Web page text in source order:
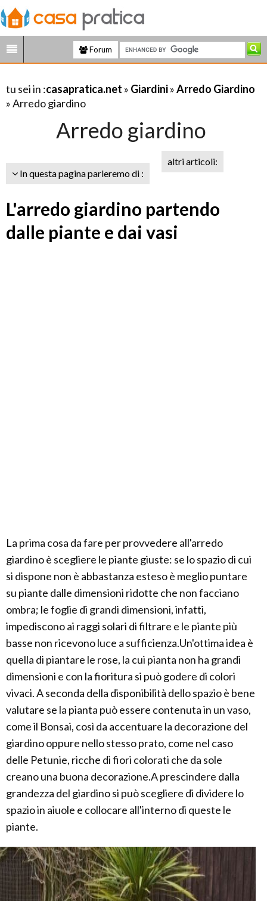
Forum
tu sei in :casapratica.net » Giardini»Arredo Giardino
» Arredo giardino
Arredo giardino
In questa pagina parleremo di :
altri articoli:
L'arredo giardino partendo
dalle piante e dai vasi
La prima cosa da fare per provvedere all'arredo
giardino è scegliere le piante giuste: se lo spazio di cui
si dispone non è abbastanza esteso è meglio puntare
su piante dalle dimensioni ridotte che non facciano
ombra; le foglie di grandi dimensioni, infatti,
impediscono ai raggi solari di filtrare e le piante più
basse non ricevono luce a sufficienza.Un'ottima idea è
quella di piantare le rose, la cui pianta non ha grandi
dimensioni e con la fioritura si può godere di colori
vivaci. A seconda della disponibilità dello spazio è bene
valutare se la pianta può essere contenuta in un vaso,
come il Bonsai, così da accentuare la decorazione del
giardino oppure nello stesso prato, come nel caso
delle Petunie, ricche di fiori colorati che da sole
creano una buona decorazione.A prescindere dalla
grandezza del giardino si può scegliere di dividere lo
spazio in aiuole e collocare all'interno di queste le
piante.